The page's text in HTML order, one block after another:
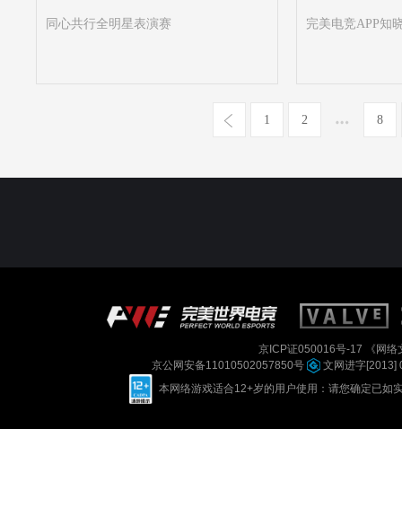
同心共行全明星表演赛 完美电竞APP知
1 2 8
京ICP证050016号-17
《网
京公网安备11010502057850号
文网进字[2013]
本网络游戏适合12+岁的用户使用：请您确定已如